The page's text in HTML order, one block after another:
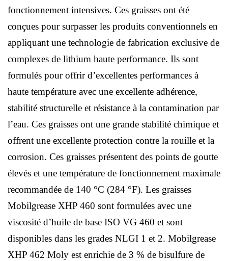
fonctionnement intensives. Ces graisses ont été
conçues pour surpasser les produits conventionnels en
appliquant une technologie de fabrication exclusive de
complexes de lithium haute performance. Ils sont
formulés pour offrir d’excellentes performances à
haute température avec une excellente adhérence,
stabilité structurelle et résistance à la contamination par
l’eau. Ces graisses ont une grande stabilité chimique et
offrent une excellente protection contre la rouille et la
corrosion. Ces graisses présentent des points de goutte
élevés et une température de fonctionnement maximale
recommandée de 140 °C (284 °F). Les graisses
Mobilgrease XHP 460 sont formulées avec une
viscosité d’huile de base ISO VG 460 et sont
disponibles dans les grades NLGI 1 et 2. Mobilgrease
XHP 462 Moly est enrichie de 3 % de bisulfure de